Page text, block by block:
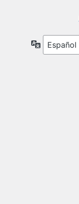
Idioma